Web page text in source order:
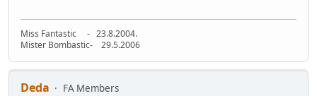
Miss Fantastic - 23.8.2004.
Mister Bombastic- 29.5.2006
Deda
FA Members